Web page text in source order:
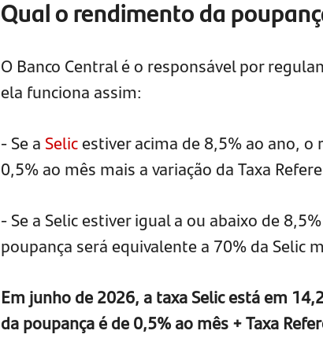
Qual o rendimento da
O Banco Central é o responsável por
ela funciona assim:
- Se a Selicestiver acima de 8,5% ao ano,
0,5% ao mês mais a variação da Taxa
- Se a Selic estiver igual a ou abaixo de
poupança será equivalente a 70% da Selic
Em junho de 2026, a taxa Selic está em
da poupança é de 0,5% ao mês + Taxa